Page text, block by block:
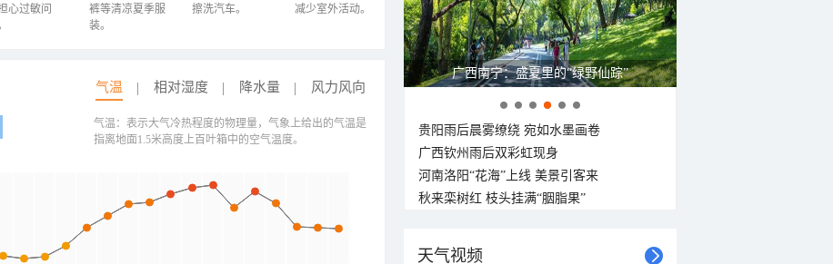
心过敏问
裤等清凉夏季服
装。
擦洗汽车。
减少室外活动。
气温 相对湿度 降水量 风力风向
气温：表示大气冷热程度的物理量，气象上给出的气温是
指离地面1.5米高度上百叶箱中的空气温度。
广西南宁：盛夏里的“绿野仙踪”
贵阳雨后晨雾缭绕 宛如水墨画卷
广西钦州雨后双彩虹现身
河南洛阳“花海”上线 美景引客来
秋来栾树红 枝头挂满“胭脂果”
天气视频